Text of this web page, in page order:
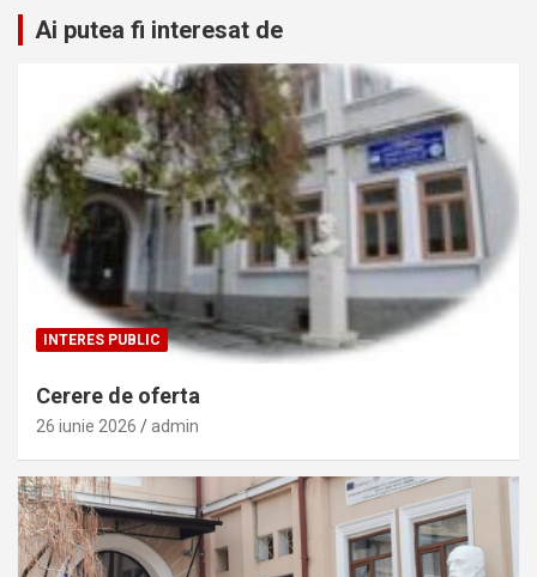
Ai putea fi interesat de
INTERES PUBLIC
Cerere de oferta
26 iunie 2026 admin